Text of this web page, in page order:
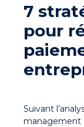
7
pour
Suivant
management